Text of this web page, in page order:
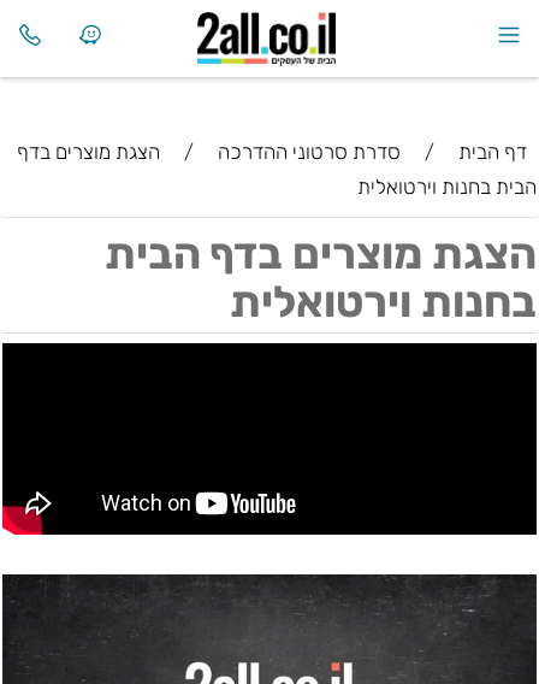
דף הבית / סדרת סרטוני ההדרכה /
הצגת מוצרים בדף
הבית בחנות וירטואלית
הצגת מוצרים בדף הבית
בחנות וירטואלית